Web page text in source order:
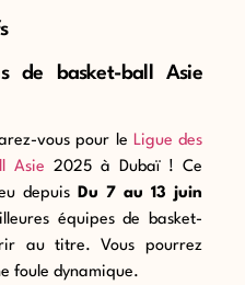
de basket-ball Asie
vous pour le Ligue des
Asie 2025 à Dubaï ! Ce
depuisDu 7 au 13 juin
équipes de basket-
au titre. Vous pourrez
foule dynamique.